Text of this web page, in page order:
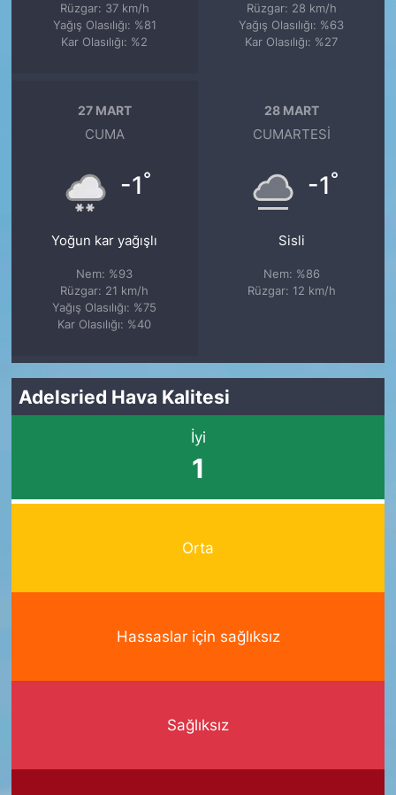
Rüzgar: 37 km/h
Yağış Olasılığı: %81
Kar Olasılığı: %2
Rüzgar: 28 km/h
Yağış Olasılığı: %63
Kar Olasılığı: %27
27 MART
CUMA
-1°
Yoğun kar yağışlı
Nem: %93
Rüzgar: 21 km/h
Yağış Olasılığı: %75
Kar Olasılığı: %40
28 MART
CUMARTESI
-1°
Sisli
Nem: %86
Rüzgar: 12 km/h
Adelsried Hava Kalitesi
İyi
1
Orta
Hassaslar için sağlıksız
Sağlıksız